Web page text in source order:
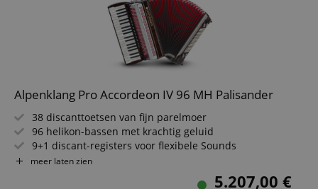
Alpenklang Pro Accordeon IV 96 MH Palisander
38 discanttoetsen van fijn parelmoer
96 helikon-bassen met krachtig geluid
9+1 discant-registers voor flexibele Sounds
4-stemmig in het discant en 4-stemmig in de bas
meer laten zien
5.207,00 €